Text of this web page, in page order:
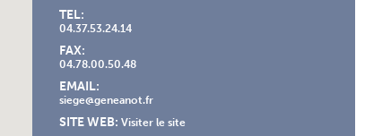
TEL:
04.37.53.24.14
FAX:
04.78.00.50.48
EMAIL:
siege@geneanot.fr
SITE WEB: Visiter le site